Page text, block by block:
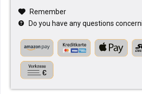
Remember
Do you have any questions